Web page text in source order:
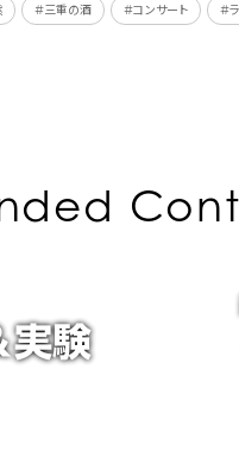
＃三重の酒 ＃コンサート ＃